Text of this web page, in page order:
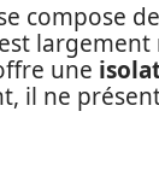
compose
une
il ne